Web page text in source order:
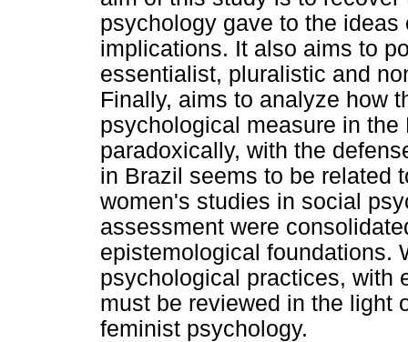
psychology gave to the
implications. It also aims to
essentialist, pluralistic and
Finally, aims to analyze how
psychological measure in
paradoxically, with the
in Brazil seems to be related
women's studies in social
assessment were
epistemological foundations.
psychological practices, with
must be reviewed in the light
feminist psychology.